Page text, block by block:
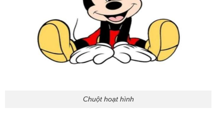
Chuột hoạt hình